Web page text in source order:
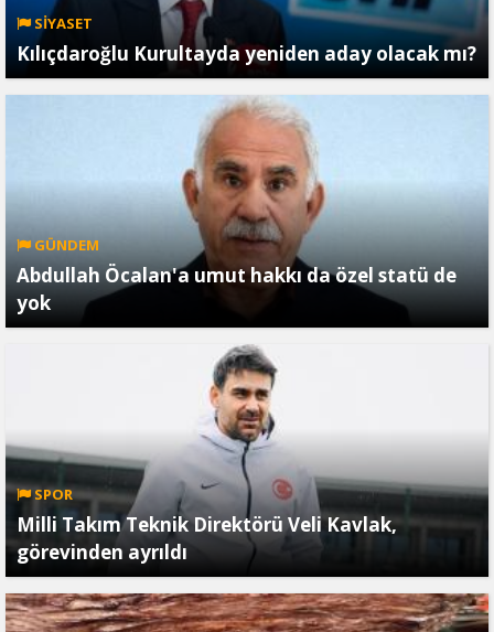
SİYASET
Kılıçdaroğlu Kurultayda yeniden aday olacak mı?
GÜNDEM
Abdullah Öcalan'a umut hakkı da özel statü de
yok
SPOR
Milli Takım Teknik Direktörü Veli Kavlak,
görevinden ayrıldı